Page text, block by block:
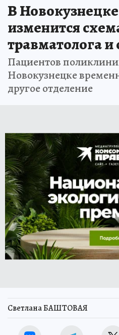
В
изменится
травматолога и
Пациентов
Новокузнецке
другое отделение
Светлана БАШТОВАЯ